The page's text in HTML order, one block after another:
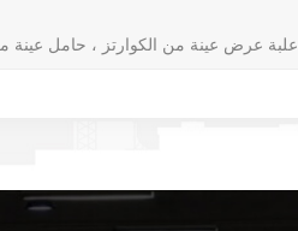
علبة عرض عينة من الكوارتز ، حامل عينة